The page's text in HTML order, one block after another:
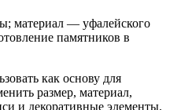
материал — уфалейского
памятников в
как основу для
размер, материал,
и декоративные элементы.